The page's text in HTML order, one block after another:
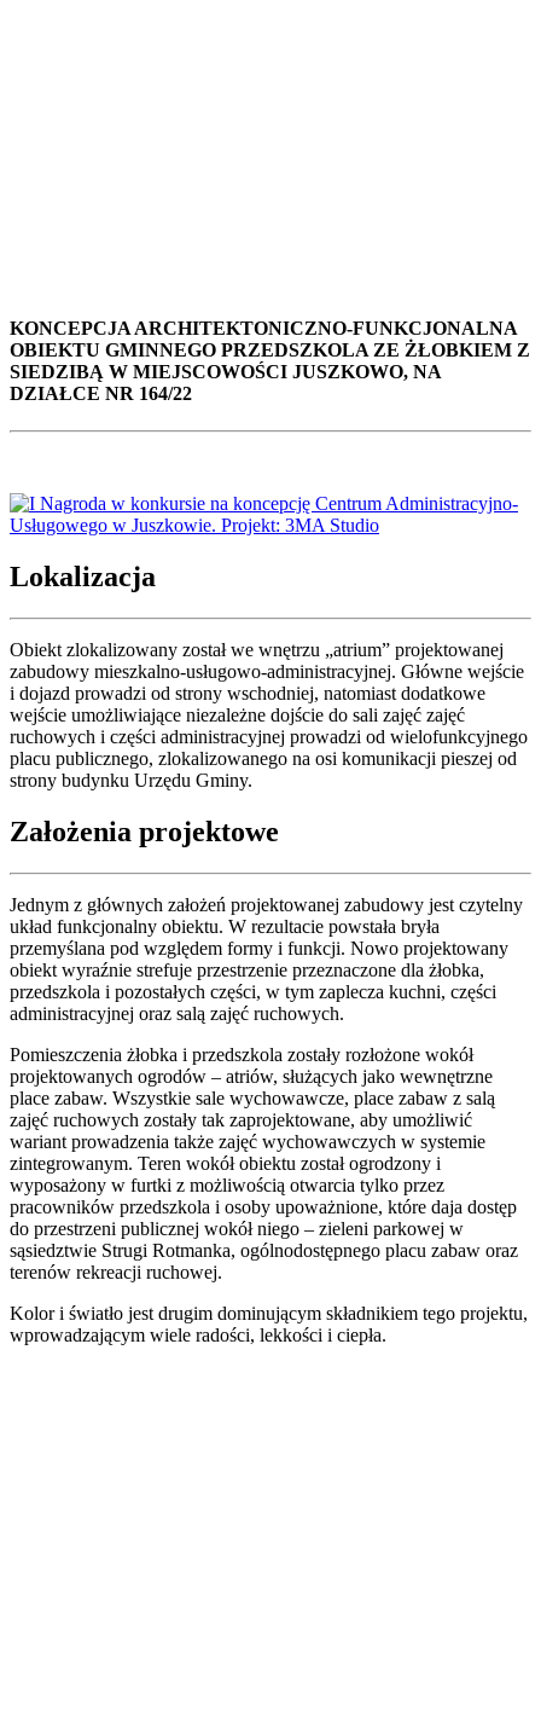
KONCEPCJA ARCHITEKTONICZNO-FUNKCJONALNA
OBIEKTU GMINNEGO PRZEDSZKOLA ZE ŻŁOBKIEM Z
SIEDZIBĄ W MIEJSCOWOŚCI JUSZKOWO, NA
DZIAŁCE NR 164/22
Lokalizacja
Obiekt zlokalizowany został we wnętrzu „atrium” projektowanej
zabudowy mieszkalno-usługowo-administracyjnej. Główne wejście
i dojazd prowadzi od strony wschodniej, natomiast dodatkowe
wejście umożliwiające niezależne dojście do sali zajęć zajęć
ruchowych i części administracyjnej prowadzi od wielofunkcyjnego
placu publicznego, zlokalizowanego na osi komunikacji pieszej od
strony budynku Urzędu Gminy.
Założenia projektowe
Jednym z głównych założeń projektowanej zabudowy jest czytelny
układ funkcjonalny obiektu. W rezultacie powstała bryła
przemyślana pod względem formy i funkcji. Nowo projektowany
obiekt wyraźnie strefuje przestrzenie przeznaczone dla żłobka,
przedszkola i pozostałych części, w tym zaplecza kuchni, części
administracyjnej oraz salą zajęć ruchowych.
Pomieszczenia żłobka i przedszkola zostały rozłożone wokół
projektowanych ogrodów – atriów, służących jako wewnętrzne
place zabaw. Wszystkie sale wychowawcze, place zabaw z salą
zajęć ruchowych zostały tak zaprojektowane, aby umożliwić
wariant prowadzenia także zajęć wychowawczych w systemie
zintegrowanym. Teren wokół obiektu został ogrodzony i
wyposażony w furtki z możliwością otwarcia tylko przez
pracowników przedszkola i osoby upoważnione, które daja dostęp
do przestrzeni publicznej wokół niego – zieleni parkowej w
sąsiedztwie Strugi Rotmanka, ogólnodostępnego placu zabaw oraz
terenów rekreacji ruchowej.
Kolor i światło jest drugim dominującym składnikiem tego projektu,
wprowadzającym wiele radości, lekkości i ciepła.